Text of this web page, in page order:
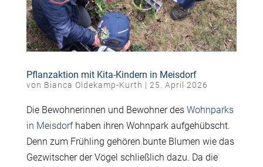
Pflanzaktion mit Kita-Kindern in Meisdorf
von Bianca Oldekamp-Kurth | 25. April 2026
Die Bewohnerinnen und Bewohner des Wohnparks
in Meisdorfhaben ihren Wohnpark aufgehübscht.
Denn zum Frühling gehören bunte Blumen wie das
Gezwitscherder Vögel schließlich dazu. Da die